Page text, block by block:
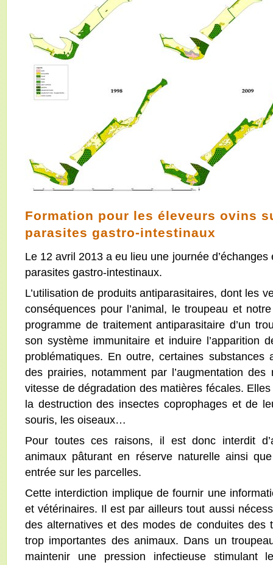
Formation pour les éleveurs ovins
parasites gastro-intestinaux
Le 12 avril 2013 a eu lieu une journée
parasites gastro-intestinaux.
L’utilisation de produits antiparasitaires, dont les
conséquences pour l’animal, le troupeau et
programme de traitement antiparasitaire d’un
son système immunitaire et induire l’apparition
problématiques. En outre, certaines substances
des prairies, notamment par l’augmentation
vitesse de dégradation des matières fécales.
la destruction des insectes coprophages et de
souris, les oiseaux…
Pour toutes ces raisons, il est donc interdit
animaux pâturant en réserve naturelle ainsi
entrée sur les parcelles.
Cette interdiction implique de fournir une
et vétérinaires. Il est par ailleurs tout aussi
des alternatives et des modes de conduites des
trop importantes des animaux. Dans un
maintenir une pression infectieuse stimulant